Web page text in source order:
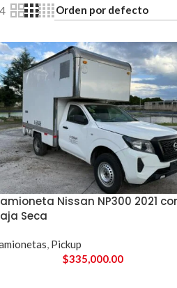
Nissan NP300 2021
Seca
Pickup
$335,000.00